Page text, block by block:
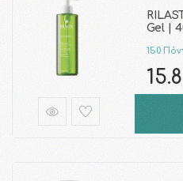
Gel |
150